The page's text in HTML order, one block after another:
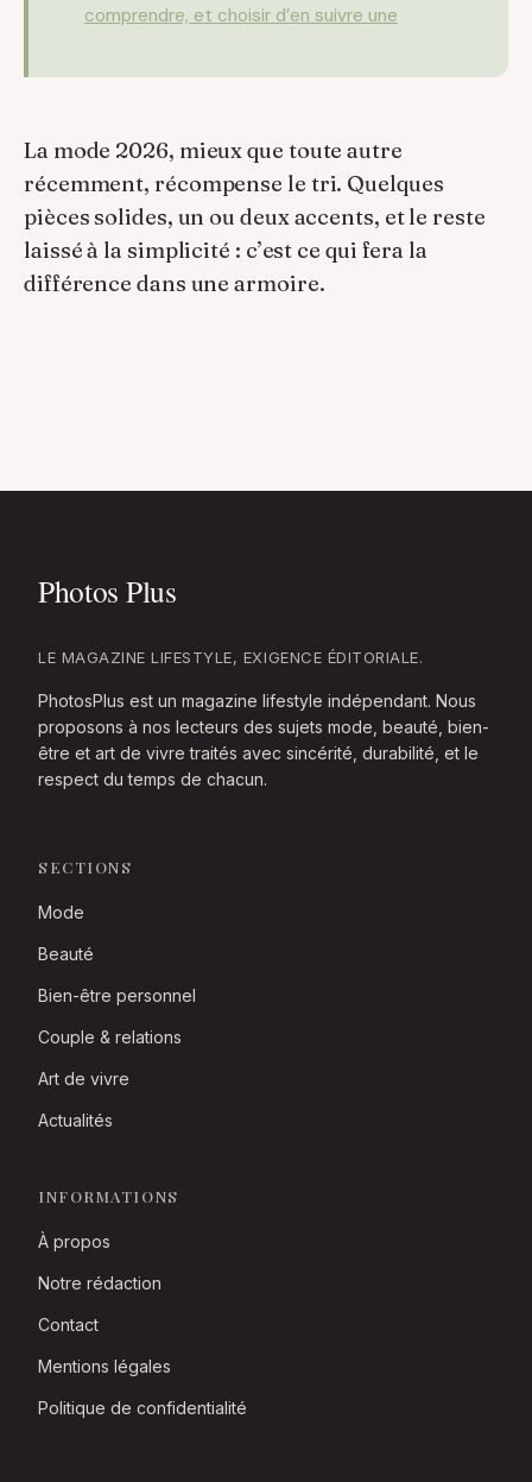
comprendre, et choisir d’en suivre une
La mode 2026, mieux que toute autre
récemment, récompense le tri. Quelques
pièces solides, un ou deux accents, et le reste
laissé à la simplicité : c’est ce qui fera la
différence dans une armoire.
LE MAGAZINE LIFESTYLE, EXIGENCE ÉDITORIALE.
PhotosPlus est un magazine lifestyle indépendant. Nous
proposons à nos lecteurs des sujets mode, beauté, bien-
être et art de vivre traités avec sincérité, durabilité, et le
respect du temps de chacun.
SECTIONS
Mode
Beauté
Bien-être personnel
Couple & relations
Art de vivre
Actualités
INFORMATIONS
À propos
Notre rédaction
Contact
Mentions légales
Politique de confidentialité